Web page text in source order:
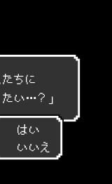
たちに
た い…？ 」
はい
いいえ